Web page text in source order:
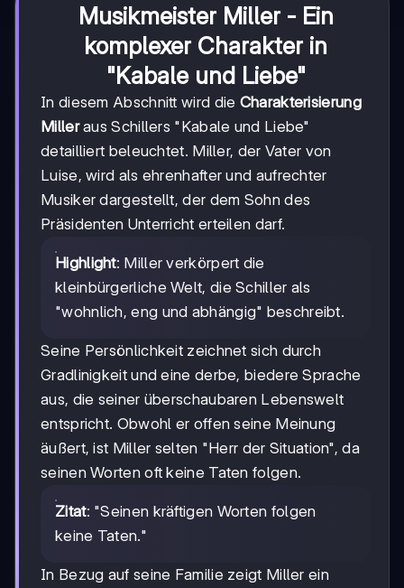
Musikmeister Miller - Ein
komplexer Charakter in
"Kabale und Liebe"
In diesem Abschnitt wird die Charakterisierung
Milleraus Schillers "Kabale und Liebe"
detailliert beleuchtet. Miller, der Vater von
Luise, wird als ehrenhafter und aufrechter
Musiker dargestellt, der dem Sohn des
Präsidenten Unterricht erteilen darf.
Highlight: Miller verkörpert die
kleinbürgerliche Welt, die Schiller als
"wohnlich, eng und abhängig" beschreibt.
Seine Persönlichkeit zeichnet sich durch
Gradlinigkeit und eine derbe, biedere Sprache
aus, die seiner überschaubaren Lebenswelt
entspricht. Obwohl er offen seine Meinung
äußert, ist Miller selten "Herr der Situation", da
seinen Worten oft keine Taten folgen.
Zitat: "Seinen kräftigen Worten folgen
keine Taten."
In Bezug auf seine Familie zeigt Miller ein